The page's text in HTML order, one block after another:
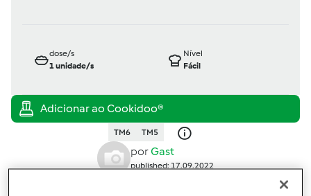
dose/s
1unidade/s
Nível
Fácil
TM6 TM5
porGast
published: 17.09.2022